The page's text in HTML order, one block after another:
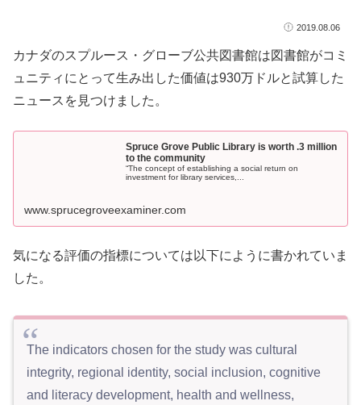
2019.08.06
カナダのスプルース・グローブ公共図書館は図書館がコミ
ュニティにとって生み出した価値は930万ドルと試算した
ニュースを見つけました。
Spruce Grove Public Library is worth .3 million
to the community
“The concept of establishing a social return on
investment for library services,...
www.sprucegroveexaminer.com
気になる評価の指標については以下にように書かれていま
した。
The indicators chosen for the study was cultural
integrity, regional identity, social inclusion, cognitive
and literacy development, health and wellness,